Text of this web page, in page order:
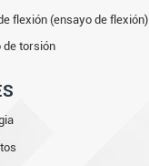
flexión (ensayo de flexión)
de torsión